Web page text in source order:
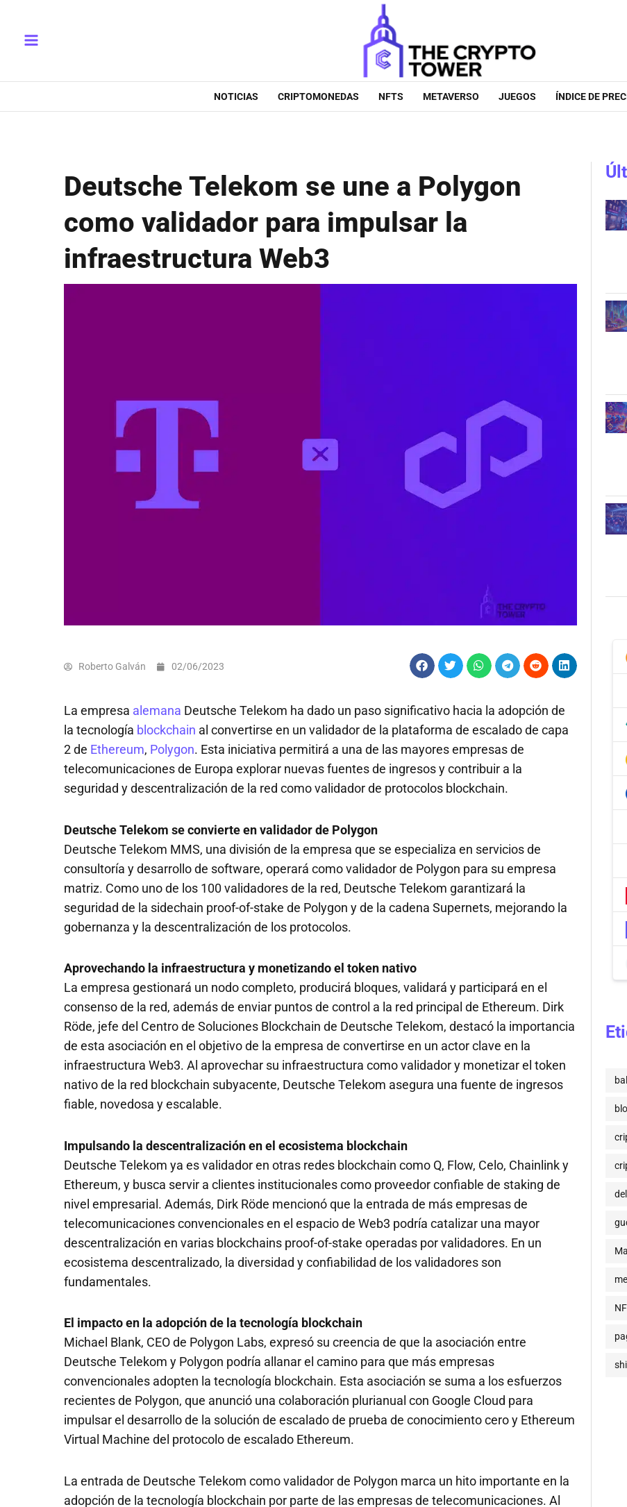
contenido
Menu
NOTICIAS CRIPTOMONEDAS NFTS METAVERSO JUEGOS ÍNDICE DE
Deutsche Telekom se une a Polygon
como validador para impulsar la
infraestructura Web3
Roberto Galván 02/06/2023
La empresa alemana Deutsche Telekom ha dado un paso significativo hacia la adopción de
la tecnología blockchain al convertirse en un validador de la plataforma de escalado de capa
2 de Ethereum, Polygon. Esta iniciativa permitirá a una de las mayores empresas de
telecomunicaciones de Europa explorar nuevas fuentes de ingresos y contribuir a la
seguridad y descentralización de la red como validador de protocolos blockchain.
Deutsche Telekom se convierte en validador de Polygon
Deutsche Telekom MMS, una división de la empresa que se especializa en servicios de
consultoría y desarrollo de software, operará como validador de Polygon para su empresa
matriz. Como uno de los 100 validadores de la red, Deutsche Telekom garantizará la
seguridad de la sidechain proof-of-stake de Polygon y de la cadena Supernets, mejorando la
gobernanza y la descentralización de los protocolos.
Aprovechando la infraestructura y monetizando el token nativo
La empresa gestionará un nodo completo, producirá bloques, validará y participará en el
consenso de la red, además de enviar puntos de control a la red principal de Ethereum. Dirk
Röde, jefe del Centro de Soluciones Blockchain de Deutsche Telekom, destacó la importancia
de esta asociación en el objetivo de la empresa de convertirse en un actor clave en la
infraestructura Web3. Al aprovechar su infraestructura como validador y monetizar el token
nativo de la red blockchain subyacente, Deutsche Telekom asegura una fuente de ingresos
fiable, novedosa y escalable.
Impulsando la descentralización en el ecosistema blockchain
Deutsche Telekom ya es validador en otras redes blockchain como Q, Flow, Celo, Chainlink y
Ethereum, y busca servir a clientes institucionales como proveedor confiable de staking de
nivel empresarial. Además, Dirk Röde mencionó que la entrada de más empresas de
telecomunicaciones convencionales en el espacio de Web3 podría catalizar una mayor
descentralización en varias blockchains proof-of-stake operadas por validadores. En un
ecosistema descentralizado, la diversidad y confiabilidad de los validadores son
fundamentales.
El impacto en la adopción de la tecnología blockchain
Michael Blank, CEO de Polygon Labs, expresó su creencia de que la asociación entre
Deutsche Telekom y Polygon podría allanar el camino para que más empresas
convencionales adopten la tecnología blockchain. Esta asociación se suma a los esfuerzos
recientes de Polygon, que anunció una colaboración plurianual con Google Cloud para
impulsar el desarrollo de la solución de escalado de prueba de conocimiento cero y Ethereum
Virtual Machine del protocolo de escalado Ethereum.
La entrada de Deutsche Telekom como validador de Polygon marca un hito importante en la
adopción de la tecnología blockchain por parte de las empresas de telecomunicaciones. Al